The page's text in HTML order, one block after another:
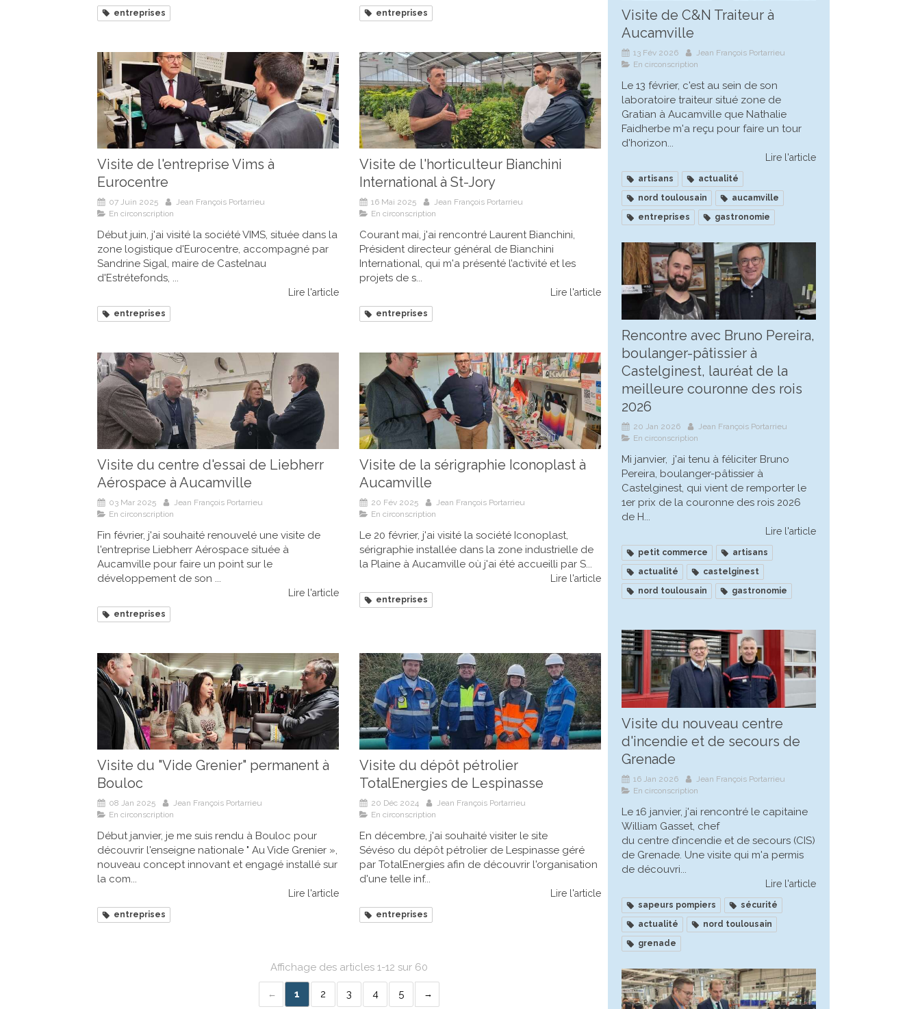
entreprises entreprises
Visite de l'entreprise Vims à
Eurocentre
07 Juin 2025
Jean François Portarrieu
En circonscription
Début juin, j'ai visité la société VIMS, située dans la
zone logistique d'Eurocentre, accompagné par
Sandrine Sigal, maire de Castelnau
d'Estrétefonds, ...
Lire l'article
entreprises
Visite de l'horticulteur Bianchini
International à St-Jory
16 Mai 2025
Jean François Portarrieu
En circonscription
Courant mai, j'ai rencontré Laurent Bianchini,
Président directeur général de Bianchini
International, qui m'a présenté l’activité et les
projets de s...
Lire l'article
entreprises
Visite du centre d'essai de Liebherr
Aérospace à Aucamville
03 Mar 2025
Jean François Portarrieu
En circonscription
Fin février, j'ai souhaité renouvelé une visite de
l'entreprise Liebherr Aérospace située à
Aucamville pour faire un point sur le
développement de son ...
Lire l'article
entreprises
Visite de la sérigraphie Iconoplast à
Aucamville
20 Fév 2025
Jean François Portarrieu
En circonscription
Le 20 février, j'ai visité la société Iconoplast,
sérigraphie installée dans la zone industrielle de
la Plaine à Aucamville où j'ai été accueilli par S...
Lire l'article
entreprises
Visite du "Vide Grenier" permanent à
Bouloc
08 Jan 2025
Jean François Portarrieu
En circonscription
Début janvier, je me suis rendu à Bouloc pour
découvrir l'enseigne nationale " Au Vide Grenier »,
nouveau concept innovant et engagé installé sur
la com...
Lire l'article
entreprises
Visite du dépôt pétrolier
TotalEnergies de Lespinasse
20 Déc 2024
Jean François Portarrieu
En circonscription
En décembre, j'ai souhaité visiter le site
Sévéso du dépôt pétrolier de Lespinasse géré
par TotalEnergies afin de découvrir l'organisation
d'une telle inf...
Lire l'article
entreprises
Affichage des articles 1-12 sur 60
1 2 3 4 5
Visite de C&N Traiteur à
Aucamville
13 Fév 2026
Jean François Portarrieu
En circonscription
Le 13 février, c'est au sein de son
laboratoire traiteur situé zone de
Gratian à Aucamville que Nathalie
Faidherbe m'a reçu pour faire un tour
d'horizon...
Lire l'article
artisans
actualité
nord toulousain
aucamville
entreprises
gastronomie
Rencontre avec Bruno Pereira,
boulanger-pâtissier à
Castelginest, lauréat de la
meilleure couronne des rois
2026
20 Jan 2026
Jean François Portarrieu
En circonscription
Mi janvier, j'ai tenu à féliciter Bruno
Pereira, boulanger-pâtissier à
Castelginest, qui vient de remporter le
1er prix de la couronne des rois 2026
de H...
Lire l'article
petit commerce
artisans
actualité
castelginest
nord toulousain
gastronomie
Visite du nouveau centre
d'incendie et de secours de
Grenade
16 Jan 2026
Jean François Portarrieu
En circonscription
Le 16 janvier, j'ai rencontré le capitaine
William Gasset, chef
du centre d’incendie et de secours (CIS)
de Grenade. Une visite qui m'a permis
de découvri...
Lire l'article
sapeurs pompiers
sécurité
actualité
nord toulousain
grenade